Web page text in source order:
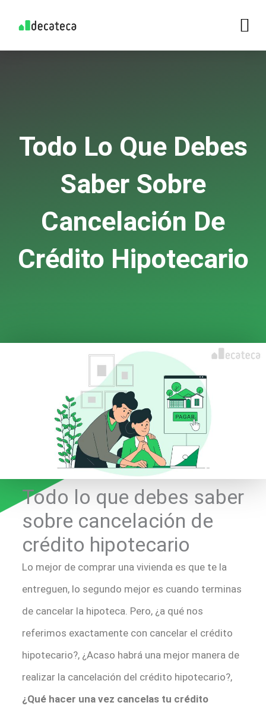
Todo Lo Que Debes
Saber Sobre
Cancelación De
Crédito Hipotecario
Todo lo que debes saber
sobre cancelación de
crédito hipotecario
Lo mejor de comprar una vivienda es que te la
entreguen, lo segundo mejor es cuando terminas
de cancelar la hipoteca. Pero, ¿a qué nos
referimos exactamente con cancelar el crédito
hipotecario?, ¿Acaso habrá una mejor manera de
realizar la cancelación del crédito hipotecario?,
¿Qué hacer una vez cancelas tu crédito